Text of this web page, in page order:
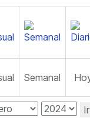
Semanal